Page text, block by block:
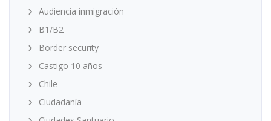
Audiencia inmigración
B1/B2
Border security
Castigo 10 años
Chile
Ciudadanía